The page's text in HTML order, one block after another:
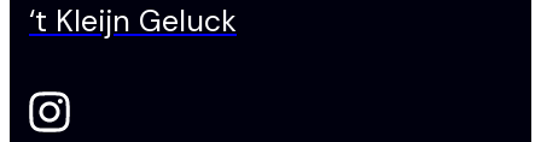
‘t Kleijn Geluck